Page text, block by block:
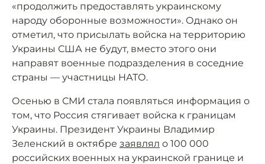
«продолжить предоставлять украинскому
народу оборонные возможности». Однако он
отметил, что присылать войска на территорию
Украины США не будут, вместо этого они
направят военные подразделения в соседние
страны — участницы НАТО.
Осенью в СМИ стала появляться информация о
том, что Россия стягивает войска к границам
Украины. Президент Украины Владимир
Зеленский в октябре заявлял о 100 000
российских военных на украинской границе и